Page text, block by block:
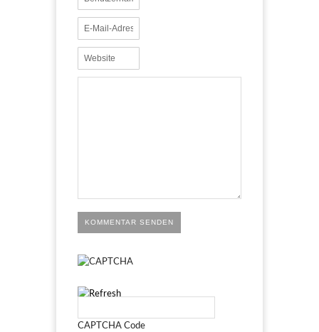
KOMMENTAR SENDEN
CAPTCHA Code